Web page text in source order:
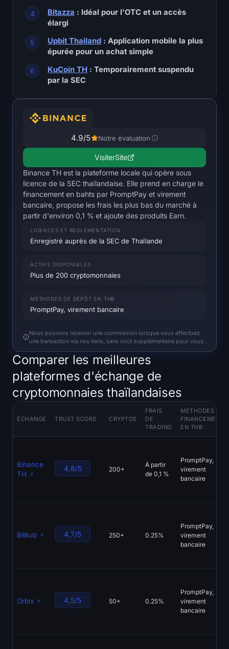
Rainbow Chart
Compte à rebours du halving
Suivi du gas de l'ETH
Calculateur de staking de cryptomonnaies
S'inscrire Connexion
Bitazza : Idéal pour l'OTC et un accès
élargi
Upbit Thailand : Application mobile la plus
épurée pour un achat simple
KuCoin TH : Temporairement suspendu
par la SEC
4.9/5 Notre évaluation
VisiterSite
Binance TH est la plateforme locale qui opère sous
licence de la SEC thaïlandaise. Elle prend en charge le
financement en bahts par PromptPay et virement
bancaire, propose les frais les plus bas du marché à
partir d'environ 0,1 % et ajoute des produits Earn.
LICENCES ET RÉGLEMENTATION
Enregistré auprès de la SEC de Thaïlande
ACTIFS DISPONIBLES
Plus de 200 cryptomonnaies
MÉTHODES DE DÉPÔT EN THB
PromptPay, virement bancaire
Nous pouvons recevoir une commission lorsque vous effectuez
une transaction via nos liens, sans coût supplémentaire pour vous.
Comparer les meilleures
plateformes d'échange de
cryptomonnaies thaïlandaises
ÉCHANGE TRUST SCORE CRYPTOS
FRAIS
DE
TRADING
MÉTHODES DE
FINANCEMENT
EN THB
Binance
TH
4,8/5 200+
À partir
de 0,1 %
PromptPay,
virement
bancaire
Bitkub 4,7/5 250+ 0.25%
PromptPay,
virement
bancaire
Orbix 4,5/5 50+ 0.25%
PromptPay,
virement
bancaire